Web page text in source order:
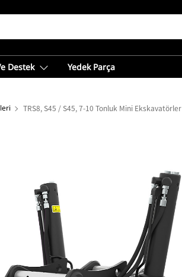
Destek Yedek Parça
TRS8, S45 / S45, 7-10 Tonluk Mini Ekskavatörler